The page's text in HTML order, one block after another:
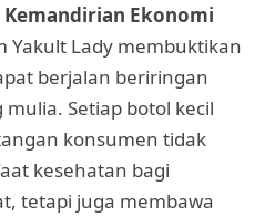
Kemandirian Ekonomi
Yakult Lady membuktikan
berjalan beriringan
Setiap botol kecil
konsumen tidak
kesehatan bagi
tetapi juga membawa